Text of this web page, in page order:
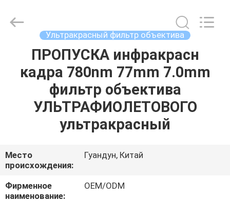
ДОМ
ПРОДУКТЫ
ПУТЕШЕСТВИЕ
ФАБРИКИ
Technology
Ltd..
Ультракрасный фильтр объектива
ПРОПУСКА инфракрасн
кадра 780nm 77mm 7.0mm
фильтр объектива
УЛЬТРАФИОЛЕТОВОГО
ультракрасный
Место
происхождения:
Гуандун, Китай
Фирменное
наименование:
OEM/ODM